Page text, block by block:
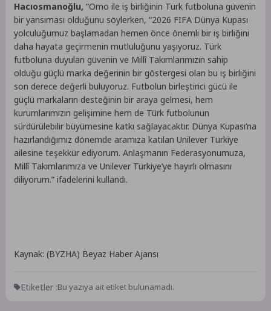
Hacıosmanoğlu, “Omo ile iş birliğinin Türk futboluna güvenin
bir yansıması olduğunu söylerken, “2026 FIFA Dünya Kupası
yolculuğumuz başlamadan hemen önce önemli bir iş birliğini
daha hayata geçirmenin mutluluğunu yaşıyoruz. Türk
futboluna duyulan güvenin ve Millî Takımlarımızın sahip
olduğu güçlü marka değerinin bir göstergesi olan bu iş birliğini
son derece değerli buluyoruz. Futbolun birleştirici gücü ile
güçlü markaların desteğinin bir araya gelmesi, hem
kurumlarımızın gelişimine hem de Türk futbolunun
sürdürülebilir büyümesine katkı sağlayacaktır. Dünya Kupası’na
hazırlandığımız dönemde aramıza katılan Unilever Türkiye
ailesine teşekkür ediyorum. Anlaşmanın Federasyonumuza,
Millî Takımlarımıza ve Unilever Türkiye’ye hayırlı olmasını
diliyorum.” ifadelerini kullandı.
Kaynak: (BYZHA) Beyaz Haber Ajansı
Etiketler :Bu yazıya ait etiket bulunamadı.